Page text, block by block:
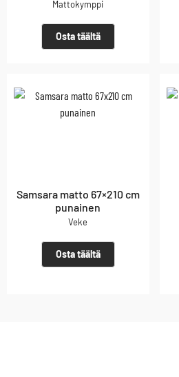
Mattokymppi
Osta täältä
Samsara matto 67×210 cm
punainen
Veke
Osta täältä